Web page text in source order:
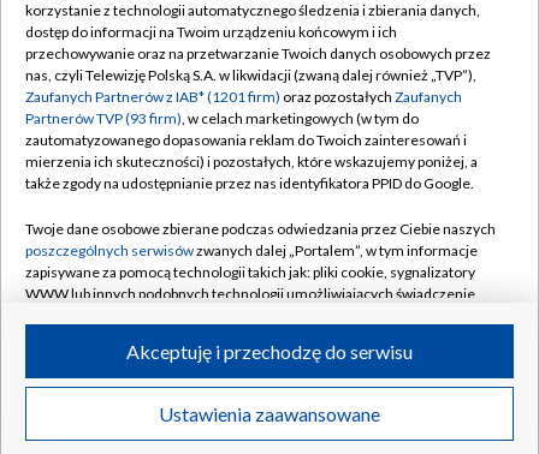
TVP
Abonament TVP
Emisja w TVP
Centrum informacji TVP
Naziemna Telewizja Cyfrowa
Rada Programowa
System NOS
Informacje o nadawcy
Program dla prasy
Ogłoszenie przetargowe
Regulamin TVP
Polityka prywatności
Moje zgody
Pomoc
Kontakt
Kanały
©2026 Telewizja Polska S.A. w likwidacji
korzystanie z technologii automatycznego śledzenia i zbierania danych,
dostęp do informacji na Twoim urządzeniu końcowym i ich
przechowywanie oraz na przetwarzanie Twoich danych osobowych przez
nas, czyli Telewizję Polską S.A. w likwidacji (zwaną dalej również „TVP”),
Zaufanych Partnerów z IAB* (1201 firm) oraz pozostałych Zaufanych
Partnerów TVP (93 firm), w celach marketingowych (w tym do
zautomatyzowanego dopasowania reklam do Twoich zainteresowań i
mierzenia ich skuteczności) i pozostałych, które wskazujemy poniżej, a
także zgody na udostępnianie przez nas identyfikatora PPID do Google.
Twoje dane osobowe zbierane podczas odwiedzania przez Ciebie naszych
poszczególnych serwisówzwanych dalej „Portalem”, w tym informacje
zapisywane za pomocą technologii takich jak: pliki cookie, sygnalizatory
WWW lub innych podobnych technologii umożliwiających świadczenie
ruchu w Internecie.
Twoje dane osobowe zbierane podczas odwiedzania przez Ciebie
poszczególnych serwisówna Portalu, takie jak adresy IP, identyfikatory
Ustawienia zaawansowane
Akceptuję i przechodzę do serwisu